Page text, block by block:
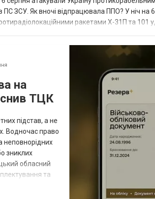
ЗСУ. Як вночі відпрацювала ППО? У ніч на
ракетами Х-31П та 101
на
ТЦК
підстав, а не
Водночас право
неповнорідних
зниклих
обласний
та